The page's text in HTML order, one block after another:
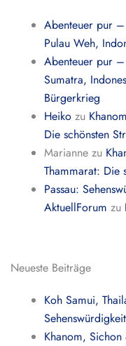
Abenteuer pur
Pulau Weh,
Abenteuer pur
Sumatra,
Bürgerkrieg
Heiko zu
Die schönsten
Marianne zu
Thammarat: Die
Passau:
AktuellForum zu
Neueste Beiträge
Koh Samui,
Khanom,